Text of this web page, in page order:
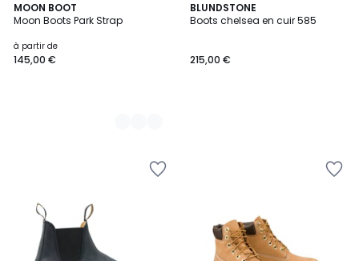
MOON BOOT
Moon Boots Park Strap
à partir de
145,00 €
2
Couleurs
BLUNDSTONE
Boots chelsea en cuir 585
215,00 €